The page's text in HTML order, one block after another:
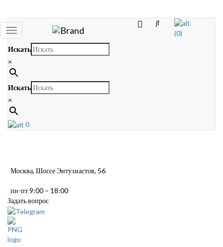
Toggle
navigation
(0)
Искать
×
Искать
×
0
Москва, Шоссе Энтузиастов, 56
пн-пт 9:00 – 18:00
Задать вопрос